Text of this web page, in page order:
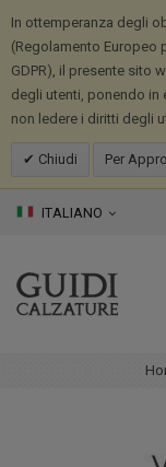
In ottemperanza degli
(Regolamento Europeo
GDPR), il presente sito
degli utenti, ponendo
non ledere i diritti degli
Chiudi Per
ITALIANO